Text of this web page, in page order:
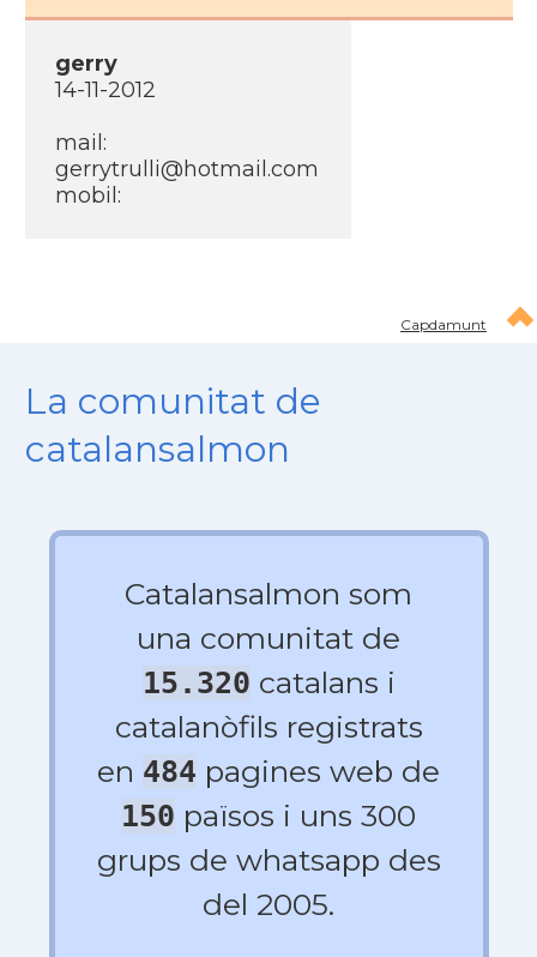
gerry
14-11-2012
mail:
gerrytrulli@hotmail.com
mobil:
Capdamunt
La comunitat de
catalansalmon
Catalansalmon som
una comunitat de
15.320 catalans i
catalanòfils registrats
en 484 pagines web de
150 països i uns 300
grups de whatsapp des
del 2005.